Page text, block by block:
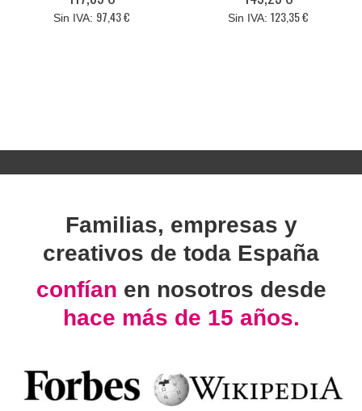
97,43 € 123,35 €
Familias, empresas y
creativos de toda España
confían en nosotros desde
hace más de 15 años.